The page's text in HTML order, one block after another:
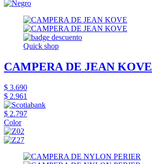
Quick shop
CAMPERA DE JEAN KOVE
$ 3.690
$ 2.961
$ 2.797
Color